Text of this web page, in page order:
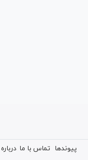
پیوندها تماس با ما